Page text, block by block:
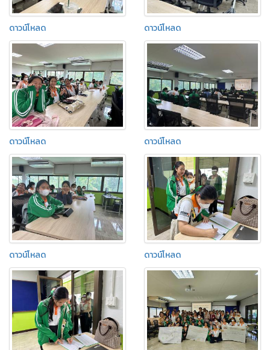
ดาวน์โหลด ดาวน์โหลด
ดาวน์โหลด ดาวน์โหลด
ดาวน์โหลด ดาวน์โหลด